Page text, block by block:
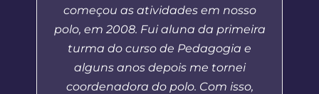
começou as atividades em nosso
polo, em 2008. Fui aluna da primeira
turma do curso de Pedagogia e
alguns anos depois me tornei
coordenadora do polo. Com isso,